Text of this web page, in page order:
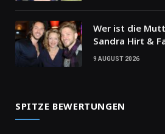
Wer ist die
Sandra Hirt &
9 AUGUST 2026
SPITZE BEWERTUNGEN